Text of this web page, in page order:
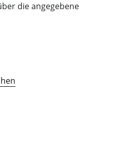
die angegebene